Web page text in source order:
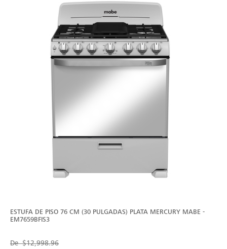
ESTUFA DE PISO 76 CM (30 PULGADAS) PLATA MERCURY MABE -
EM7659BFIS3
De$12,998.96